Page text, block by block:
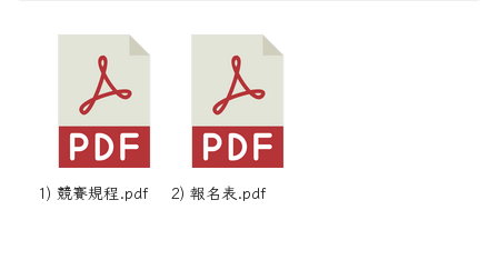
1) 競賽規程.pdf 2) 報名表.pdf